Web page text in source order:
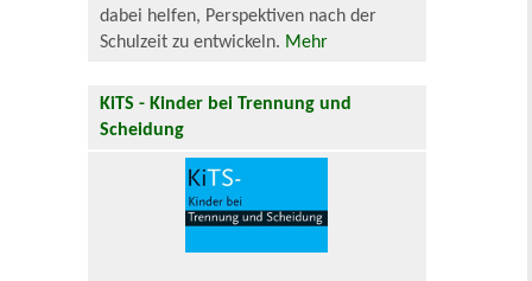
dabei helfen, Perspektiven nach der
Schulzeit zu entwickeln. Mehr
KiTS - Kinder bei Trennung und
Scheidung